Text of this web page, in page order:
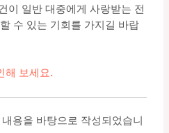
이 일반 대중에게 사랑받는 전
수 있는 기회를 가지길 바랍
해 보세요.
용을 바탕으로 작성되었습니